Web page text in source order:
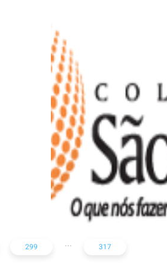
Colégio São
299 ... 317